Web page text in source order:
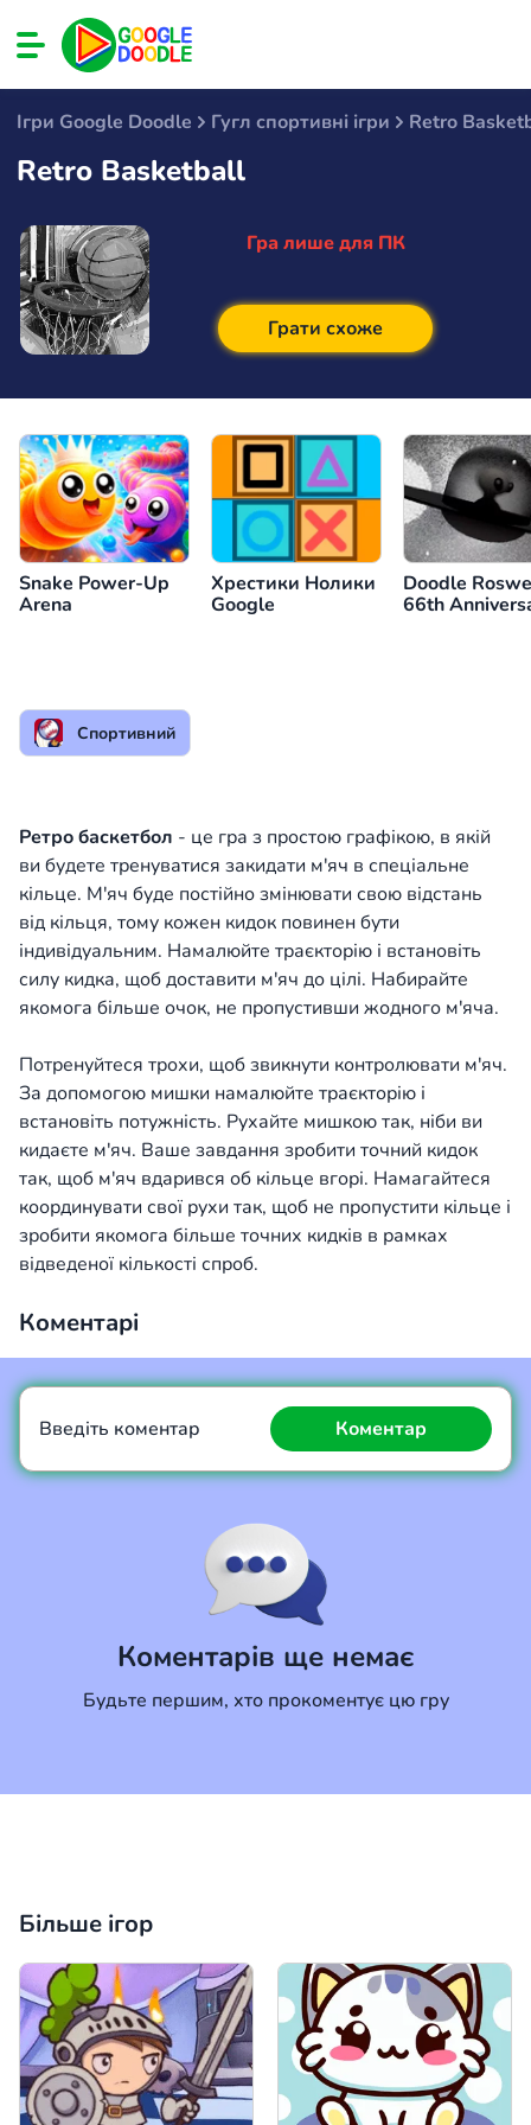
Ігри Google Doodle Гугл спортивні ігри Retro
Retro Basketball
Гра лише для ПК
Грати схоже
Snake Power-Up
Arena
Хрестики Нолики
Google
Doodle
66th
Спортивний
Ретро баскетбол - це гра з простою графікою, в якій
ви будете тренуватися закидати м'яч в спеціальне
кільце. М'яч буде постійно змінювати свою відстань
від кільця, тому кожен кидок повинен бути
індивідуальним. Намалюйте траєкторію і встановіть
силу кидка, щоб доставити м'яч до цілі. Набирайте
якомога більше очок, не пропустивши жодного м'яча.
Потренуйтеся трохи, щоб звикнути контролювати м'яч.
За допомогою мишки намалюйте траєкторію і
встановіть потужність. Рухайте мишкою так, ніби ви
кидаєте м'яч. Ваше завдання зробити точний кидок
так, щоб м'яч вдарився об кільце вгорі. Намагайтеся
координувати свої рухи так, щоб не пропустити кільце і
зробити якомога більше точних кидків в рамках
відведеної кількості спроб.
Коментарі
Коментарів ще немає
Будьте першим, хто прокоментує цю гру
Введіть коментар Коментар
Більше ігор